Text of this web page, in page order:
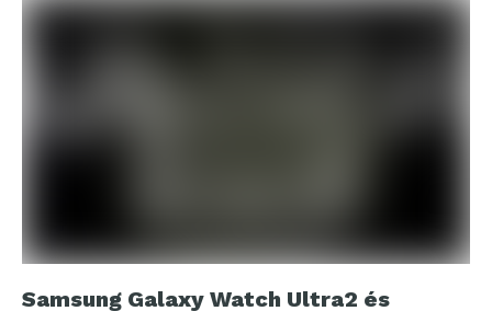
Samsung Galaxy Watch Ultra2 és